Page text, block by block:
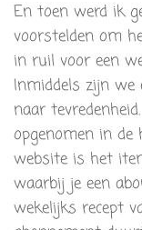
En toen werd ik
voorstelden om
in ruil voor een
Inmiddels zijn we
naar
opgenomen in de
website is het
waarbij je een
wekelijks recept